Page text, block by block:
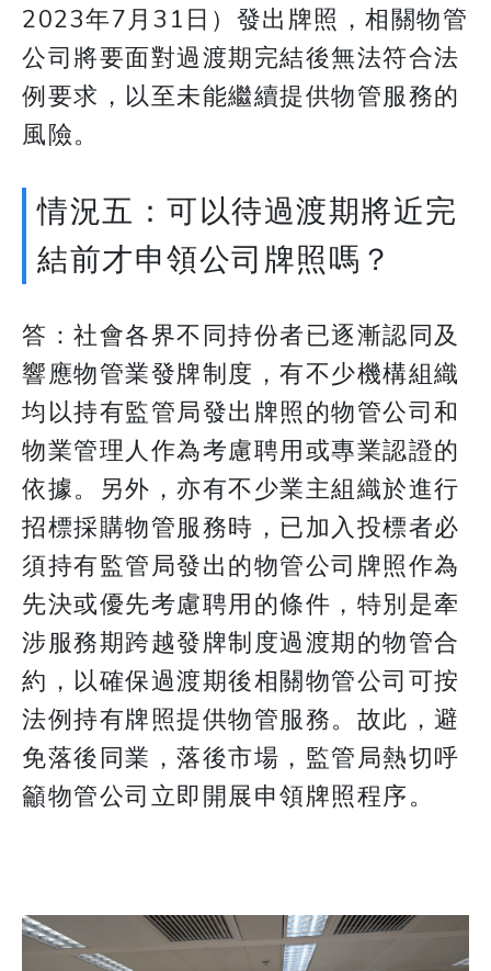
2023年7月31日）發出牌照，相關物管
公司將要面對過渡期完結後無法符合法
例要求，以至未能繼續提供物管服務的
風險。
情況五：可以待過渡期將近完
結前才申領公司牌照嗎？
答：社會各界不同持份者已逐漸認同及
響應物管業發牌制度，有不少機構組織
均以持有監管局發出牌照的物管公司和
物業管理人作為考慮聘用或專業認證的
依據。另外，亦有不少業主組織於進行
招標採購物管服務時，已加入投標者必
須持有監管局發出的物管公司牌照作為
先決或優先考慮聘用的條件，特別是牽
涉服務期跨越發牌制度過渡期的物管合
約，以確保過渡期後相關物管公司可按
法例持有牌照提供物管服務。故此，避
免落後同業，落後市場，監管局熱切呼
籲物管公司立即開展申領牌照程序。